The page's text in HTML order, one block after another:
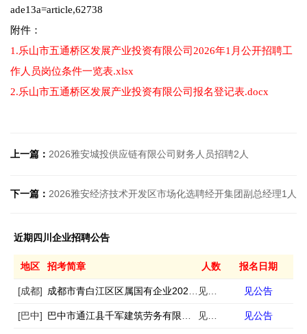
ade13a=article,62738
附件：
1.乐山市五通桥区发展产业投资有限公司2026年1月公开招聘工
作人员岗位条件一览表.xlsx
2.乐山市五通桥区发展产业投资有限公司报名登记表.docx
上一篇： 2026雅安城投供应链有限公司财务人员招聘2人
下一篇： 2026雅安经济技术开发区市场化选聘经开集团副总经理1人
近期四川企业招聘公告
地区 招考简章 人数 报名日期
[成都] 成都市青白江区区属国有企业2026年春季第一批次公开招聘工作人员的公告 见公告 见公告
[巴中] 巴中市通江县千军建筑劳务有限公司公开招聘工作人员的公告 见公告 见公告